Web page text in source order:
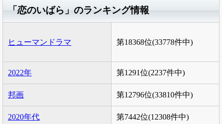
「恋のいばら」のランキング情報
ヒューマンドラマ 第18368位(33778件中)
2022年 第1291位(2237件中)
邦画 第12796位(33810件中)
2020年代 第7442位(12308件中)